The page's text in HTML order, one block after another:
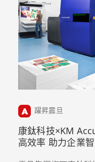
躍昇震旦
康鈦科技×KM
高效率 助力企業